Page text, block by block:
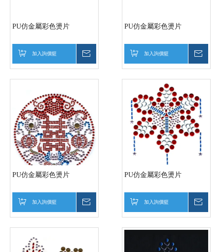
PU仿金屬彩色燙片
加入詢價籃
PU仿金屬彩色燙片
加入詢價籃
PU仿金屬彩色燙片
加入詢價籃
PU仿金屬彩色燙片
加入詢價籃